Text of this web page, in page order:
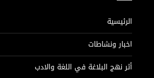
الرئيسية
اخبار ونشاطات
أثر نهج البلاغة في اللغة والادب